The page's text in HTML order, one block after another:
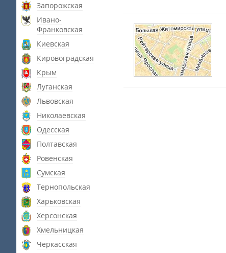
Запорожская
Ивано-
Франковская
Киевская
Кировоградская
Крым
Луганская
Львовская
Николаевская
Одесская
Полтавская
Ровенская
Сумская
Тернопольская
Харьковская
Херсонская
Хмельницкая
Черкасская